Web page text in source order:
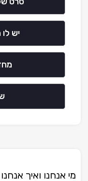
יש
מי אנחנו ואיך